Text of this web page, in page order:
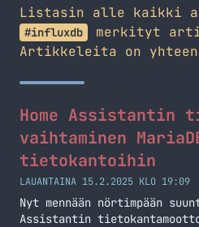
Listasin alle kaikki
#influxdb
merkityt
Artikkeleita on
Home Assistantin
vaihtaminen
tietokantoihin
LAUANTAINA 15.2.2025 KLO 19:09
Nyt mennään nörtimpään
Assistantin